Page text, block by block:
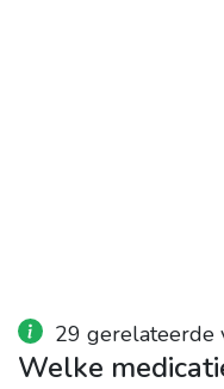
29 gerelateerde
Welke